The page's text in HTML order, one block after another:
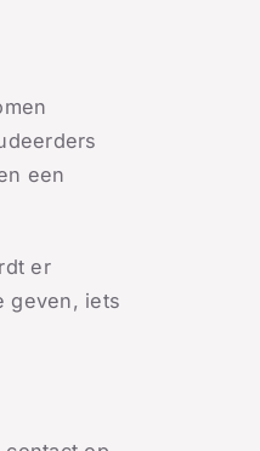
een
er
geven, iets